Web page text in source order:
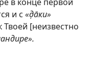
и с «д̣āки»
Твоей [неизвестно